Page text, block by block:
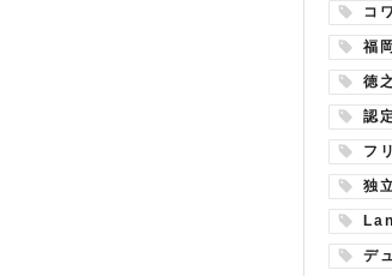
コ
福
徳
認
フ
独
デ